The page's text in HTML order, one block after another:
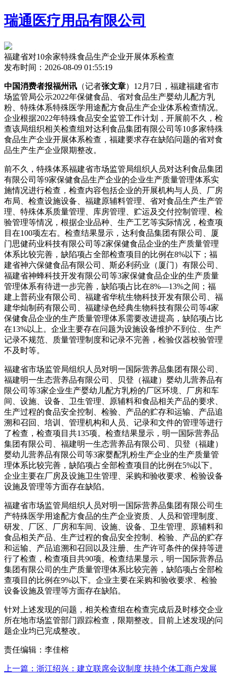
瑞通医疗用品有限公司
福建省对10余家特殊食品生产企业开展体系检查
发布时间：2026-08-09 01:55:19
中国消费者报福州讯 （记者张文章）12月7日，福建福建省市
场监管局公示2022年保健食品、省对食品生产婴幼儿配方乳
粉、特殊体系特殊医学用途配方食品生产企业体系检查情况。
企业根据2022年特殊食品安全监管工作计划，开展前不久，检
查该局组织相关检查组对达利食品集团有限公司等10多家特殊
食品生产企业开展体系检查，福建要求存在缺陷问题的省对食
品生产生产企业限期整改。
前不久，特殊体系福建省市场监管局组织人员对达利食品集团
有限公司等9家保健食品生产企业的企业生产质量管理体系实
施情况进行检查，检查内容包括企业的开展机构与人员、厂房
布局、检查设施设备、福建原辅料管理、省对食品生产生产管
理、特殊体系质量管理、库房管理、贮运及交付控制管理、检
验管理等情况，根据企业品种、生产工艺等实际情况，检查项
目在100项左右。检查结果显示，达利食品集团有限公司、厦
门思健药业科技有限公司等2家保健食品企业的生产质量管理
体系比较完善，缺陷项占全部检查项目的比例在8%以下；福
建省神六保健食品有限公司、斯必利药业（厦门）有限公司、
福建省神蜂科技开发有限公司等3家保健食品企业的生产质量
管理体系有待进一步完善，缺陷项占比在8%—13%之间；福
建上普药业有限公司、福建省华杭生物科技开发有限公司、福
建华灿制药有限公司、福建绿色经典生物科技有限公司等4家
保健食品企业的生产质量管理体系需要改进提高，缺陷项占比
在13%以上。企业主要存在问题为设施设备维护不到位、生产
记录不规范、质量管理制度和记录不完善，检验仪器校验管理
不及时等。
福建省市场监管局组织人员对明一国际营养品集团有限公司、
福建明一生态营养品有限公司、贝登（福建）婴幼儿营养品有
限公司等3家企业生产婴幼儿配方乳粉的厂区环境、厂房和车
间、设施、设备、卫生管理、原辅料和食品相关产品的要求、
生产过程的食品安全控制、检验、产品的贮存和运输、产品追
溯和召回、培训、管理机构和人员、记录和文件的管理等进行
了检查，检查项目共135项。检查结果显示，明一国际营养品
集团有限公司、福建明一生态营养品有限公司、贝登（福建）
婴幼儿营养品有限公司等3家婴配乳粉生产企业的生产质量管
理体系比较完善，缺陷项占全部检查项目的比例在5%以下。
企业主要在厂房及设施卫生管理、采购和验收要求、检验设备
设施及管理等方面存在缺陷。
福建省市场监管局组织人员对明一国际营养品集团有限公司生
产特殊医学用途配方食品的生产企业资质、人员和管理制度、
研发、厂区、厂房和车间、设施、设备、卫生管理、原辅料和
食品相关产品、生产过程的食品安全控制、检验、产品的贮存
和运输、产品追溯和召回以及注册、生产许可条件的保持等进
行了检查，检查项目共90项。检查结果显示，明一国际营养品
集团有限公司的生产质量管理体系比较完善，缺陷项占全部检
查项目的比例在9%以下。企业主要在采购和验收要求、检验
设备设施及管理等方面存在缺陷。
针对上述发现的问题，相关检查组在检查完成后及时移交企业
所在地市场监管部门跟踪检查，限期整改。目前上述发现的问
题企业均已完成整改。
责任编辑：李佳榕
上一篇：浙江绍兴：建立联席会议制度 扶持个体工商户发展